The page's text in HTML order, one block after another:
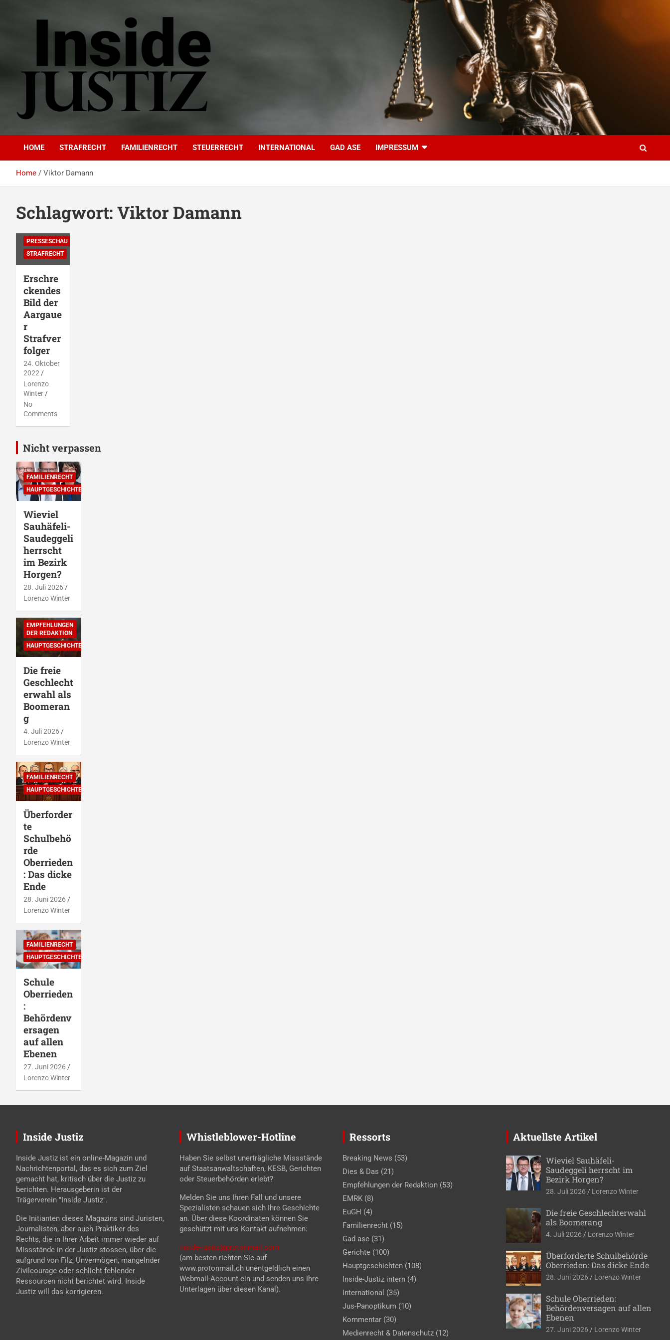
INSIDE-JUSTIZ
HOME STRAFRECHT FAMILIENRECHT STEUERRECHT INTERNATIONAL GAD ASE IMPRESSUM
Home Viktor Damann
Schlagwort: Viktor Damann
PRESSESCHAU
STRAFRECHT
Erschre
ckendes
Bild der
Aargaue
r
Strafver
folger
24. Oktober
2022
Lorenzo
Winter
No
Comments
Nicht verpassen
FAMILIENRECHT
HAUPTGESCHICHTEN
Wieviel
Sauhäfeli-
Saudeggeli
herrscht
im Bezirk
Horgen?
28. Juli 2026
Lorenzo Winter
DIES & DAS
EMPFEHLUNGEN
DER REDAKTION
HAUPTGESCHICHTEN
Die freie
Geschlecht
erwahl als
Boomeran
g
4. Juli 2026
Lorenzo Winter
FAMILIENRECHT
HAUPTGESCHICHTEN
Überforder
te
Schulbehö
rde
Oberrieden
: Das dicke
Ende
28. Juni 2026
Lorenzo Winter
FAMILIENRECHT
HAUPTGESCHICHTEN
Schule
Oberrieden
:
Behördenv
ersagen
auf allen
Ebenen
27. Juni 2026
Lorenzo Winter
Inside Justiz
Inside Justiz ist ein online-Magazin und
Nachrichtenportal, das es sich zum Ziel
gemacht hat, kritisch über die Justiz zu
berichten. Herausgeberin ist der
Trägerverein "Inside Justiz".
Die Initianten dieses Magazins sind Juristen,
Journalisten, aber auch Praktiker des
Rechts, die in Ihrer Arbeit immer wieder auf
Missstände in der Justiz stossen, über die
aufgrund von Filz, Unvermögen, mangelnder
Zivilcourage oder schlicht fehlender
Ressourcen nicht berichtet wird. Inside
Justiz will das korrigieren.
Whistleblower-Hotline
Haben Sie selbst unerträgliche Missstände
auf Staatsanwaltschaften, KESB, Gerichten
oder Steuerbehörden erlebt?
Melden Sie uns Ihren Fall und unsere
Spezialisten schauen sich Ihre Geschichte
an. Über diese Koordinaten können Sie
geschützt mit uns Kontakt aufnehmen:
inside-justiz@protonmail.com
(am besten richten Sie auf
www.protonmail.ch unentgeldlich einen
Webmail-Account ein und senden uns Ihre
Unterlagen über diesen Kanal).
Ressorts
Breaking News (53)
Dies & Das (21)
Empfehlungen der Redaktion (53)
EMRK (8)
EuGH (4)
Familienrecht (15)
Gad ase (31)
Gerichte (100)
Hauptgeschichten (108)
Inside-Justiz intern (4)
International (35)
Jus-Panoptikum (10)
Kommentar (30)
Medienrecht & Datenschutz (12)
Aktuellste Artikel
Wieviel Sauhäfeli-
Saudeggeli herrscht im
Bezirk Horgen?
28. Juli 2026 Lorenzo Winter
Die freie Geschlechterwahl
als Boomerang
4. Juli 2026 Lorenzo Winter
Überforderte Schulbehörde
Oberrieden: Das dicke Ende
28. Juni 2026 Lorenzo Winter
Schule Oberrieden:
Behördenversagen auf allen
Ebenen
27. Juni 2026 Lorenzo Winter